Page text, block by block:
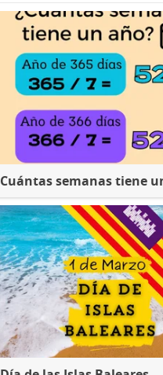
Cuántas semanas tiene